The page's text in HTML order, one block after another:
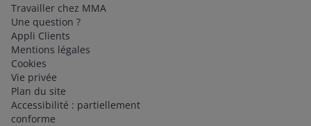
Travailler chez MMA
Une question ?
Appli Clients
Mentions légales
Cookies
Vie privée
Plan du site
Accessibilité : partiellement
conforme